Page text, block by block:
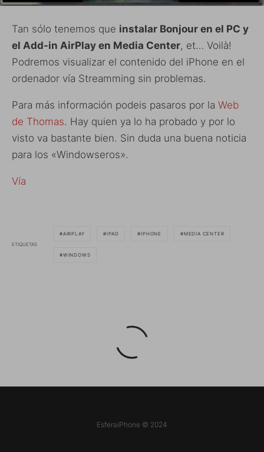
Tan sólo tenemos que instalar Bonjour en el PC y
el Add-in AirPlay en Media Center, et… Voilà!
Podremos visualizar el contenido del iPhone en el
ordenador vía Streamming sin problemas.
Para más información podeis pasaros por la Web
de Thomas. Hay quien ya lo ha probado y por lo
visto va bastante bien. Sin duda una buena noticia
para los «Windowseros».
Vía
ETIQUETAS
AIRPLAY IPAD IPHONE MEDIA CENTER
WINDOWS
EsferaiPhone © 2024